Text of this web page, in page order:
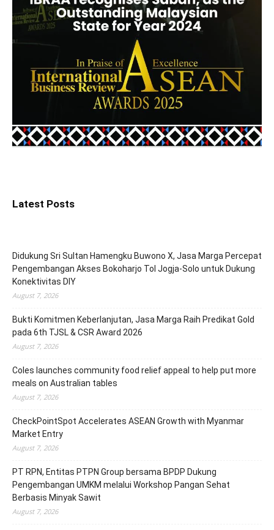
Latest Posts
Didukung Sri Sultan Hamengku Buwono X, Jasa Marga Percepat
Pengembangan Akses Bokoharjo Tol Jogja-Solo untuk Dukung
Konektivitas DIY
August 7, 2026
Bukti Komitmen Keberlanjutan, Jasa Marga Raih Predikat Gold
pada 6th TJSL & CSR Award 2026
August 7, 2026
Coles launches community food relief appeal to help put more
meals on Australian tables
August 7, 2026
CheckPointSpot Accelerates ASEAN Growth with Myanmar
Market Entry
August 7, 2026
PT RPN, Entitas PTPN Group bersama BPDP Dukung
Pengembangan UMKM melalui Workshop Pangan Sehat
Berbasis Minyak Sawit
August 7, 2026